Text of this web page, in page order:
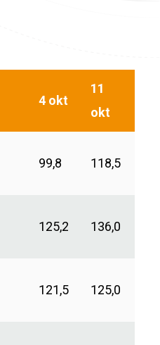
4 okt
11
okt
99,8 118,5
125,2 136,0
121,5 125,0